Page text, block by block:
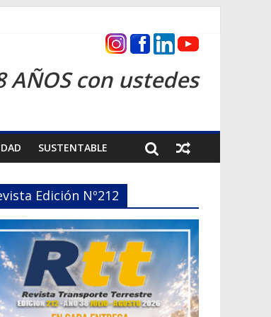
AÑOS con ustedes
SUSTENTABLE
Edición Nº212